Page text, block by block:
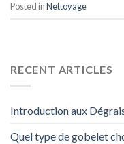
Posted inNettoyage
RECENT ARTICLES
Introduction aux
Quel type de gobelet